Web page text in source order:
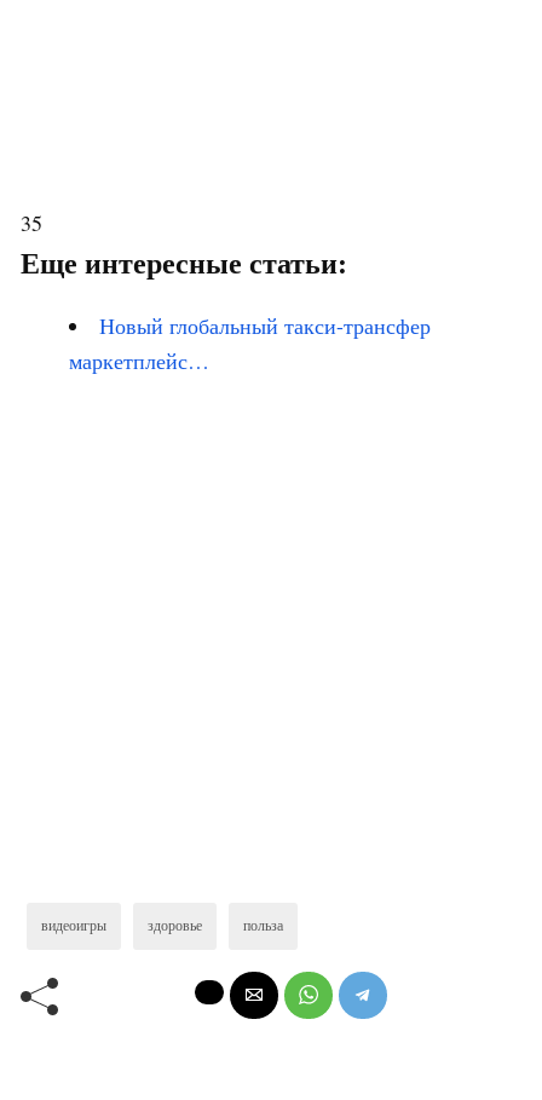
35
Еще интересные статьи:
Новый глобальный такси-трансфер
маркетплейс…
видеоигры здоровье польза